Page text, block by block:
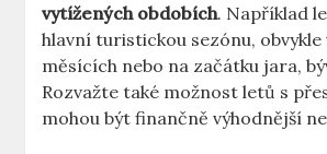
vytížených obdobích. Například
hlavní turistickou ⁣sezónu,
měsících nebo na začátku jara,
Rozvažte také možnost⁢ letů s
mohou být finančně výhodnější